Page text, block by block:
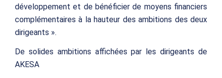
développement et de bénéficier de moyens financiers
complémentaires à la hauteur des ambitions des deux
dirigeants ».
De solides ambitions affichées par les dirigeants de
AKESA